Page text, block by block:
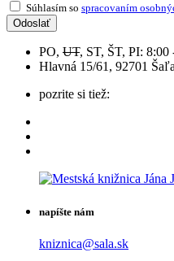
Súhlasím so spracovaním
Odoslať
PO, UT, ST, ŠT, PI: 8:00
Hlavná 15/61, 92701 Šaľa
pozrite si tiež:
napíšte nám
kniznica@sala.sk